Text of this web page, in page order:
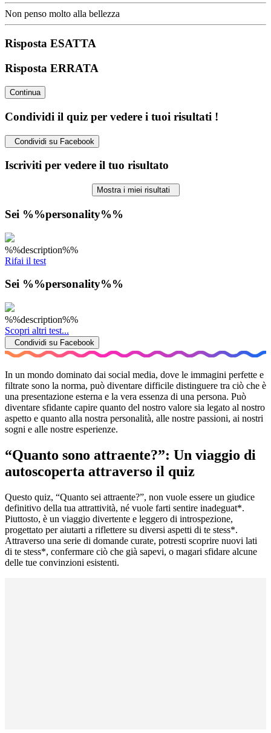
Non penso molto alla bellezza
Risposta ESATTA
Risposta ERRATA
Continua
Condividi il quiz per vedere i tuoi risultati !
Condividi su Facebook
Iscriviti per vedere il tuo risultato
Mostra i miei risultati
Sei %%personality%%
%%description%%
Rifai il test
Sei %%personality%%
%%description%%
Scopri altri test...
Condividi su Facebook
In un mondo dominato dai social media, dove le immagini perfette e
filtrate sono la norma, può diventare difficile distinguere tra ciò che è
una presentazione esterna e la vera essenza di una persona. Può
diventare sfidante capire quanto del nostro valore sia legato al nostro
aspetto e quanto alla nostra personalità, alle nostre passioni, ai nostri
sogni e alle nostre esperienze.
“Quanto sono attraente?”: Un viaggio di
autoscoperta attraverso il quiz
Questo quiz, “Quanto sei attraente?”, non vuole essere un giudice
definitivo della tua attrattività, né vuole farti sentire inadeguat*.
Piuttosto, è un viaggio divertente e leggero di introspezione,
progettato per aiutarti a riflettere su diversi aspetti di te stess*.
Attraverso una serie di domande curate, potresti scoprire nuovi lati
di te stess*, confermare ciò che già sapevi, o magari sfidare alcune
delle tue convinzioni esistenti.